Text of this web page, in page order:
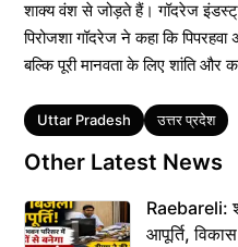
शाक्य वंश से जोड़ते हैं। गॉदरेज
पिरोजशा गॉदरेज ने कहा कि
बल्कि पूरी मानवता के लिए शांति और
Tags
Uttar Pradesh उत्तर प्रदेश
Other Latest News
Raebareli:
आपूर्ति,